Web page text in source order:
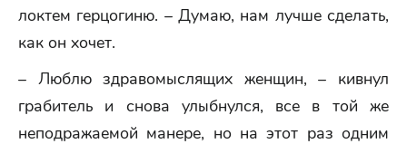
локтем герцогиню. – Думаю, нам лучше сделать,
как он хочет.
– Люблю здравомыслящих женщин, – кивнул
грабитель и снова улыбнулся, все в той же
неподражаемой манере, но на этот раз одним